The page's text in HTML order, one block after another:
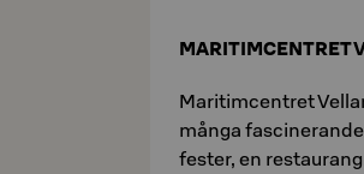
MARITIMCENTRET
Maritimcentret
många
fester, en